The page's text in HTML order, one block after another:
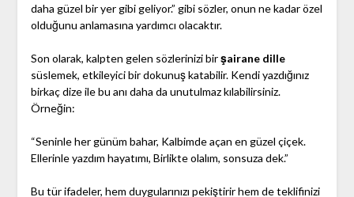
daha güzel bir yer gibi geliyor.” gibi sözler, onun ne kadar özel
olduğunu anlamasına yardımcı olacaktır.
Son olarak, kalpten gelen sözlerinizi birşairane dille
süslemek, etkileyici bir dokunuş katabilir. Kendi yazdığınız
birkaç dize ile bu anı daha da unutulmaz kılabilirsiniz.
Örneğin:
“Seninle her günüm bahar, Kalbimde açan en güzel çiçek.
Ellerinle yazdım hayatımı, Birlikte olalım, sonsuza dek.”
Bu tür ifadeler, hem duygularınızı pekiştirir hem de teklifinizi